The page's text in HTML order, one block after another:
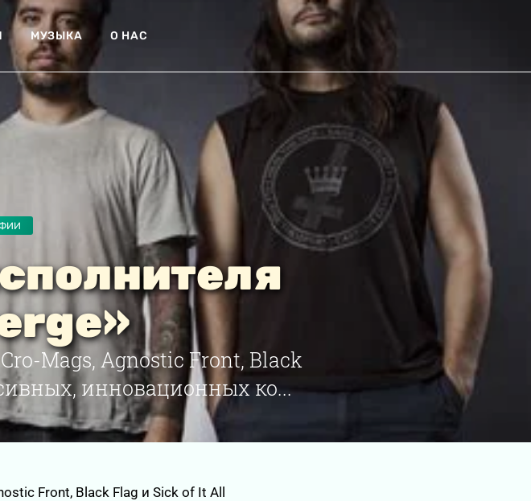
МУЗЫКА О НАС
Mags, Agnostic Front, Black
инновационных ко...
Front, Black Flag и Sick of It All